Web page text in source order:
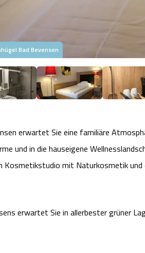
Bad Bevensen
erwartet Sie eine familiäre
und in die hauseigene
mit Naturkosmetik und
erwartet Sie in allerbester grüner